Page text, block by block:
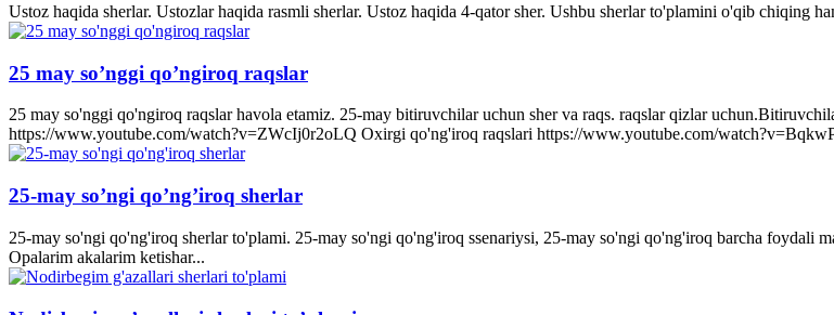
Ustoz haqida sherlar. Ustozlar haqida rasmli sherlar. Ustoz haqida 4-qator sher. Ushbu sherlar to'plamini o'qib chiqing
25 may so’nggi qo’ngiroq raqslar
25 may so'nggi qo'ngiroq raqslar havola etamiz. 25-may bitiruvchilar uchun sher va raqs. raqslar qizlar
https://www.youtube.com/watch?v=ZWcIj0r2oLQ Oxirgi qo'ng'iroq raqslari https://www.youtube.com/
25-may so’ngi qo’ng’iroq sherlar
25-may so'ngi qo'ng'iroq sherlar to'plami. 25-may so'ngi qo'ng'iroq ssenariysi, 25-may so'ngi qo'ng'iroq barcha foydali
Opalarim akalarim ketishar...